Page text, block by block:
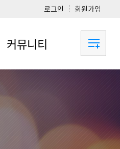
로그인 회원가입
커뮤니티
질의응답
FAQ